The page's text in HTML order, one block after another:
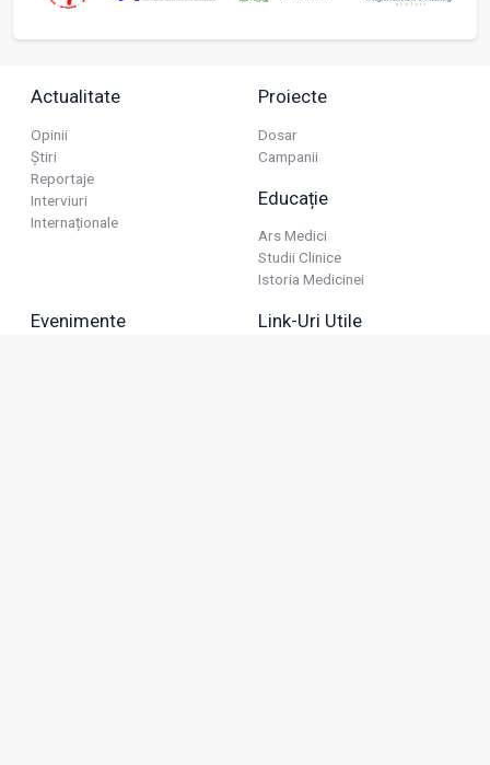
Actualitate
Opinii
Știri
Reportaje
Interviuri
Internaționale
Proiecte
Dosar
Campanii
Educație
Ars Medici
Studii Clinice
Istoria Medicinei
Evenimente Link-Uri Utile